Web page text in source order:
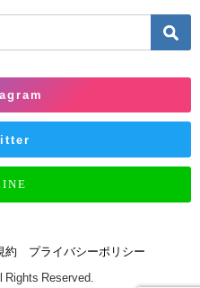
約 プライバシーポリシー
Reserved.